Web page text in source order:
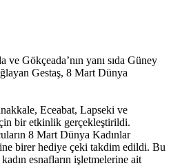
ve Gökçeada’nın yanı sıda Güney
Gestaş, 8 Mart Dünya
Eceabat, Lapseki ve
bir etkinlik gerçekleştirildi.
8 Mart Dünya Kadınlar
birer hediye çeki takdim edildi. Bu
esnafların işletmelerine ait